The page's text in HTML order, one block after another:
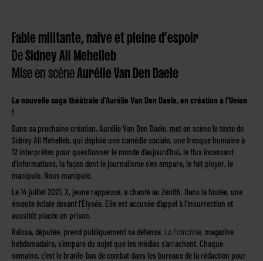
Fable militante, naïve et pleine d’espoir
DeSidney Ali Mehelleb
Mise en scèneAurélie Van Den Daele
La nouvelle saga théâtrale d’Aurélie Van Den Daele, en création à l’Union
!
Dans sa prochaine création, Aurélie Van Den Daele, met en scène le texte de
Sidney Ali Mehelleb, qui déploie une comédie sociale, une fresque humaine à
12 interprètes pour questionner le monde d’aujourd’hui, le flux incessant
d’informations, la façon dont le journalisme s’en empare, le fait ployer, le
manipule. Nous manipule.
Le 14 juillet 2021, X, jeune rappeuse, a chanté au Zénith. Dans la foulée, une
émeute éclate devant l’Élysée. Elle est accusée d’appel à l’insurrection et
aussitôt placée en prison.
Raïssa, députée, prend publiquement sa défense. La Franchise, magazine
hebdomadaire, s’empare du sujet que les médias s’arrachent. Chaque
semaine, c’est le branle-bas de combat dans les bureaux de la rédaction pour